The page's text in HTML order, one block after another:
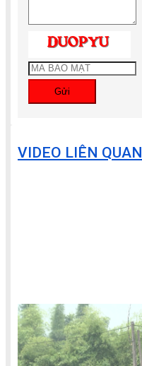
Gửi
VIDEO LIÊN QUAN